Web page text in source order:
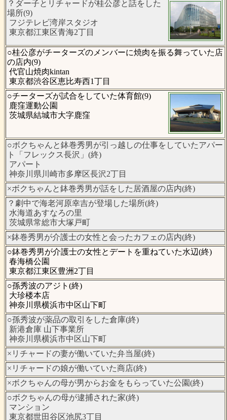
？ダー子とリチャードが桂公彦と話をした
場所(9)
フジテレビ湾岸スタジオ
東京都江東区青海2丁目
○桂公彦がチーターズのメンバーに焼肉を振る舞っていた店
の店内(9)
代官山焼肉kintan
東京都渋谷区恵比寿西1丁目
○チーターズが試合をしていた体育館(9)
鹿窪運動公園
茨城県結城市大字鹿窪
○ボクちゃんと鉢巻秀男が引っ越しの仕事をしていたアパー
ト「フレックス長沢」(終)
アパート
神奈川県川崎市多摩区長沢2丁目
×ボクちゃんと鉢巻秀男が話をした居酒屋の店内(終)
？劇中で海老河原幸吉が登場した場所(終)
水海道あすなろの里
茨城県常総市大塚戸町
×鉢巻秀男が介護士の女性と会ったカフェの店内(終)
○鉢巻秀男が介護士の女性とデートを重ねていた水辺(終)
春海橋公園
東京都江東区豊洲2丁目
○孫秀波のアジト(終)
大珍楼本店
神奈川県横浜市中区山下町
○孫秀波が薬品の取引をした倉庫(終)
新港倉庫 山下事業所
神奈川県横浜市中区山下町
×リチャードの妻が働いていた弁当屋(終)
×リチャードの娘が働いていた商店(終)
×ボクちゃんの母が男からお金をもらっていた公園(終)
○ボクちゃんの母が逮捕された家(終)
マンション
東京都世田谷区池尻3丁目